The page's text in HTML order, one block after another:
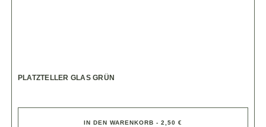
PLATZTELLER GLAS GRÜN
IN DEN WARENKORB - 2,50 €